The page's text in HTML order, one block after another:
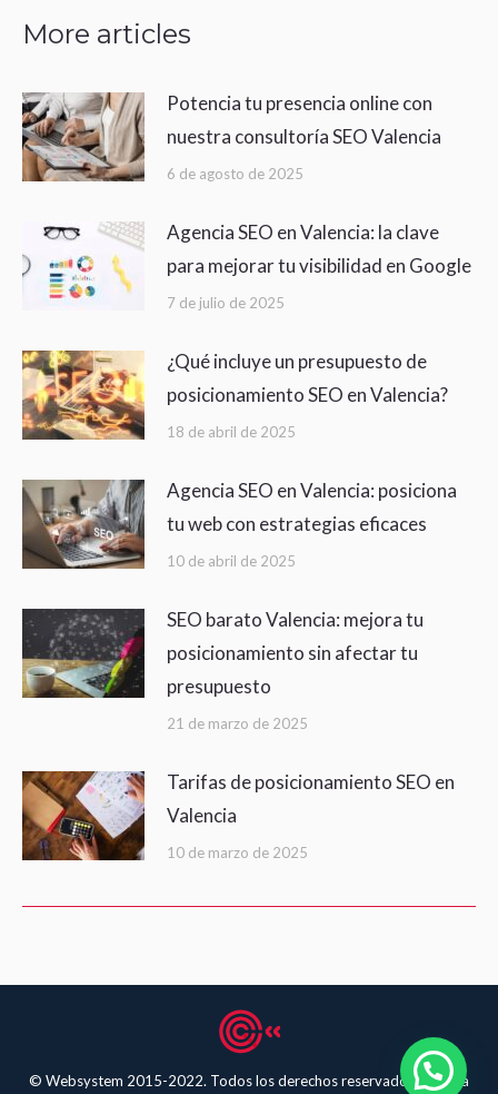
More articles
Potencia tu presencia online con
nuestra consultoría SEO Valencia
6 de agosto de 2025
Agencia SEO en Valencia: la clave
para mejorar tu visibilidad en Google
7 de julio de 2025
¿Qué incluye un presupuesto de
posicionamiento SEO en Valencia?
18 de abril de 2025
Agencia SEO en Valencia: posiciona
tu web con estrategias eficaces
10 de abril de 2025
SEO barato Valencia: mejora tu
posicionamiento sin afectar tu
presupuesto
21 de marzo de 2025
Tarifas de posicionamiento SEO en
Valencia
10 de marzo de 2025
© Websystem 2015-2022. Todos los derechos reservados. Política